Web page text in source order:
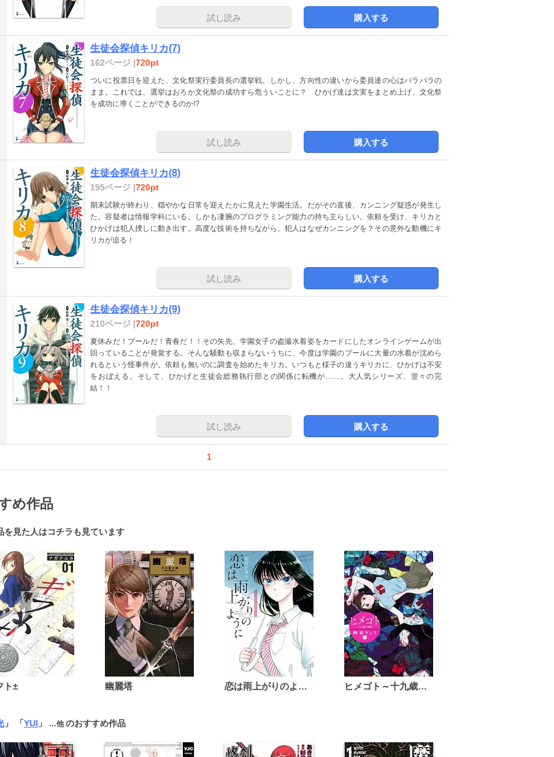
試し読み 購入する
生徒会探偵キリカ(7)
162ページ |720pt
ついに投票日を迎えた、文化祭実行委員長の選挙戦。しかし、方向性の違いから委員達の心はバラバラの
まま。これでは、選挙はおろか文化祭の成功すら危ういことに？ ひかげ達は文実をまとめ上げ、文化祭
を成功に導くことができるのか!?
試し読み 購入する
生徒会探偵キリカ(8)
195ページ |720pt
期末試験が終わり、穏やかな日常を迎えたかに見えた学園生活。だがその直後、カンニング疑惑が発生し
た。容疑者は情報学科にいる。しかも凄腕のプログラミング能力の持ち主らしい。依頼を受け、キリカと
ひかげは犯人捜しに動き出す。高度な技術を持ちながら、犯人はなぜカンニングを？その意外な動機にキ
リカが迫る！
試し読み 購入する
生徒会探偵キリカ(9)
210ページ |720pt
夏休みだ！プールだ！青春だ！！その矢先、学園女子の盗撮水着姿をカードにしたオンラインゲームが出
回っていることが発覚する。そんな騒動も収まらないうちに、今度は学園のプールに大量の水着が沈めら
れるという怪事件が。依頼も無いのに調査を始めたキリカ。いつもと様子の違うキリカに、ひかげは不安
をおぼえる。そして、ひかげと生徒会総務執行部との関係に転機が……。大人気シリーズ、堂々の完
結！！
試し読み 購入する
1
め作品
を見た人はコチラも見ています
ト± 幽麗塔 恋は雨上がりのように ヒメゴト～十九歳の制服～
」 「YUI 」 …他のおすすめ作品